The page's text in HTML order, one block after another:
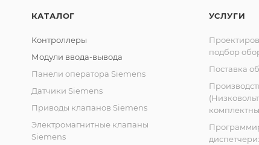
КАТАЛОГ
Контроллеры
Модули ввода-вывода
Панели оператора Siemens
Датчики Siemens
Приводы клапанов Siemens
Электромагнитные клапаны
Siemens
УСЛУГИ
подбор
Поставка